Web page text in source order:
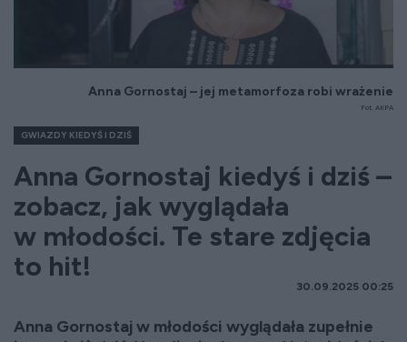
Anna Gornostaj – jej metamorfoza robi wrażenie
Fot. AKPA
GWIAZDY KIEDYŚ I DZIŚ
Anna Gornostaj kiedyś i dziś –
zobacz, jak wyglądała
w młodości. Te stare zdjęcia
to hit!
30.09.2025 00:25
Anna Gornostaj w młodości wyglądała zupełnie